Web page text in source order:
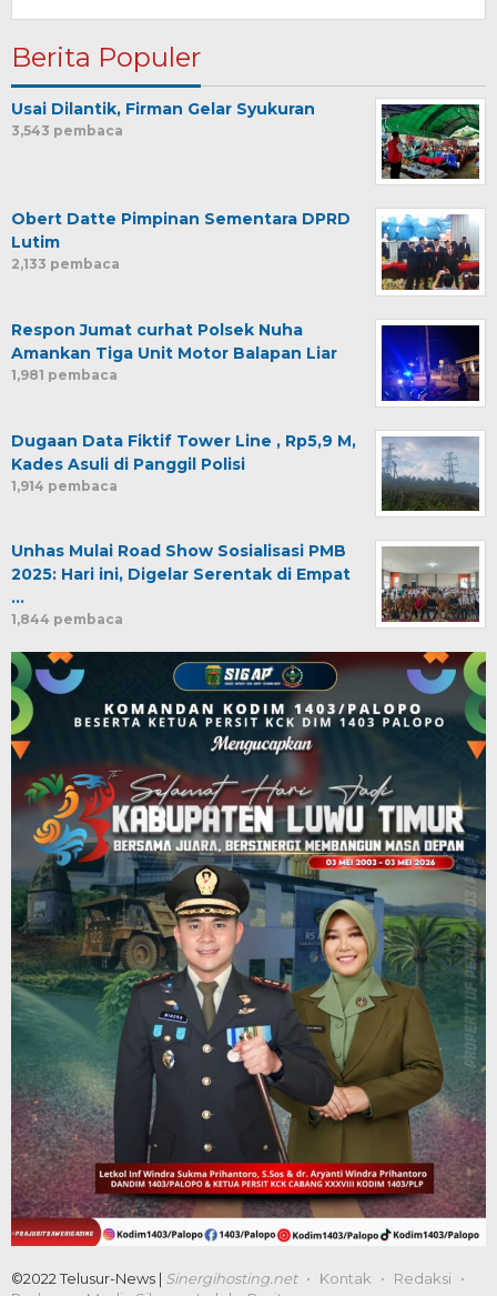
Berita Populer
Usai Dilantik, Firman Gelar Syukuran
3,543 pembaca
Obert Datte Pimpinan Sementara DPRD
Lutim
2,133 pembaca
Respon Jumat curhat Polsek Nuha
Amankan Tiga Unit Motor Balapan Liar
1,981 pembaca
Dugaan Data Fiktif Tower Line , Rp5,9 M,
Kades Asuli di Panggil Polisi
1,914 pembaca
Unhas Mulai Road Show Sosialisasi PMB
2025: Hari ini, Digelar Serentak di Empat
…
1,844 pembaca
©2022 Telusur-News | Sinergihosting.net Kontak
Redaksi